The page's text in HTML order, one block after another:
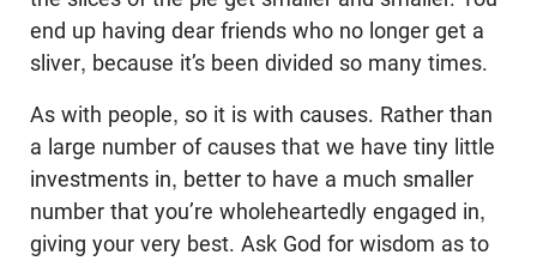
end up having dear friends who no longer get a
sliver, because it’s been divided so many times.
As with people, so it is with causes. Rather than
a large number of causes that we have tiny little
investments in, better to have a much smaller
number that you’re wholeheartedly engaged in,
giving your very best. Ask God for wisdom as to